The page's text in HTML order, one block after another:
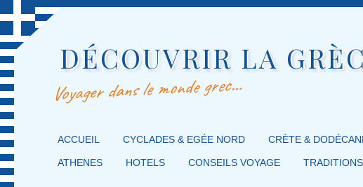
DÉCOUVRIR LA
Voyager dans le monde grec…
MENU PRINCIPAL
MASQUER LA NAVIGATION PRINCIPALE
MASQUER LA NAVIGATION SECONDAIRE
ACCUEIL CYCLADES & EGÉE NORD CRÈTE &
ATHENES HOTELS CONSEILS VOYAGE